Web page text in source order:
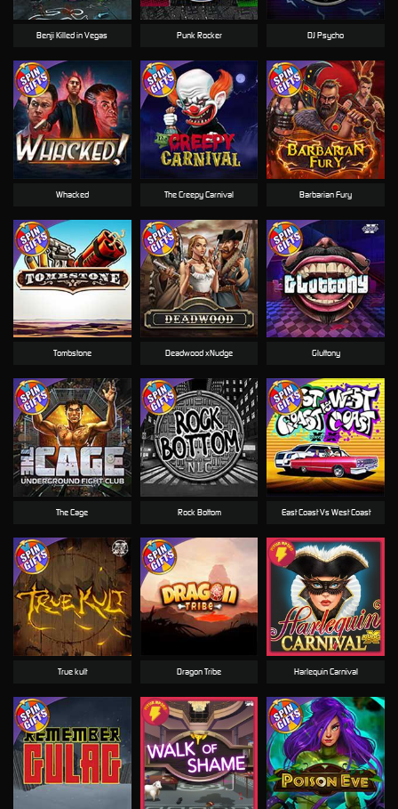
Rock Bottom
The Cage
Benji Killed in Vegas
Barbarian Fury
Dragon Tribe
Gluttony
Deadwood xNudge
DJ Psycho
Tombstone
Punk Rocker
East Coast Vs West Coast
The Creepy Carnival
Whacked
Harlequin Carnival
True kult